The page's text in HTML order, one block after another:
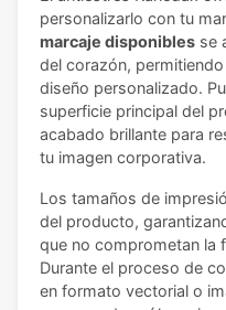
personalizarlo con tu
marcaje disponibles se
del corazón,
diseño personalizado.
superficie principal del
acabado brillante para
tu imagen corporativa.
Los tamaños de
del producto,
que no comprometan la
Durante el proceso de
en formato vectorial o